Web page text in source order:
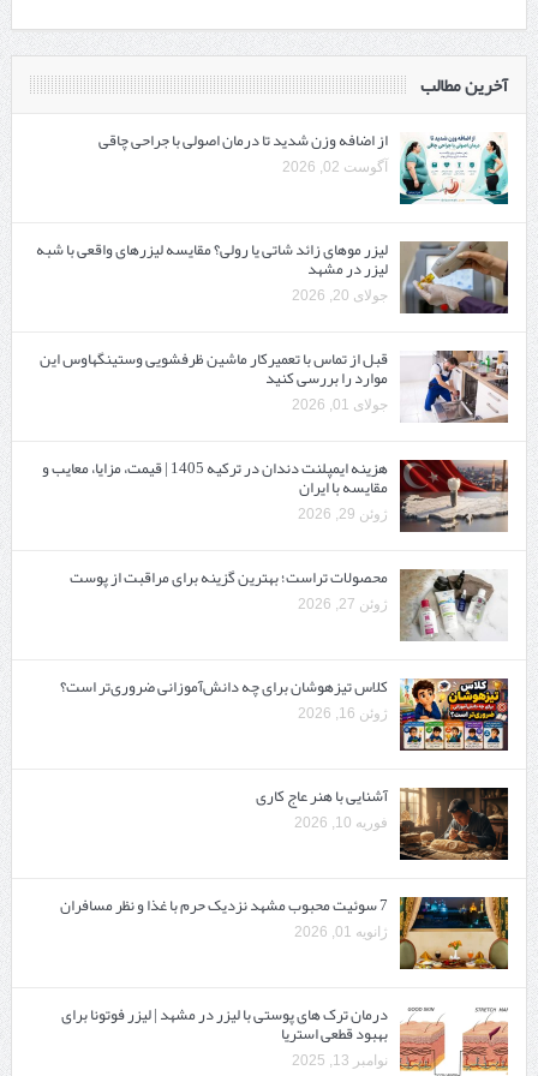
آخرین مطالب
از اضافه وزن شدید تا درمان اصولی با جراحی چاقی
آگوست 02, 2026
لیزر موهای زائد شاتی یا رولی؟ مقایسه لیزرهای واقعی با شبه‌
لیزر در مشهد
جولای 20, 2026
قبل از تماس با تعمیرکار ماشین ظرفشویی وستینگهاوس این
موارد را بررسی کنید
جولای 01, 2026
هزینه ایمپلنت دندان در ترکیه 1405 | قیمت، مزایا، معایب و
مقایسه با ایران
ژوئن 29, 2026
محصولات تراست؛ بهترین گزینه برای مراقبت از پوست
ژوئن 27, 2026
کلاس تیزهوشان برای چه دانش‌آموزانی ضروری‌تر است؟
ژوئن 16, 2026
آشنایی با هنر عاج کاری
فوریه 10, 2026
7 سوئیت محبوب مشهد نزدیک حرم با غذا و نظر مسافران
ژانویه 01, 2026
درمان ترک های پوستی با لیزر در مشهد | لیزر فوتونا برای
بهبود قطعی استریا
نوامبر 13, 2025